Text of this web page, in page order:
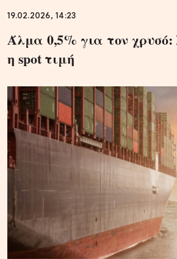
19.02.2026, 14:23
Άλμα 0,5% για τον χρυσό:
η spot τιμή